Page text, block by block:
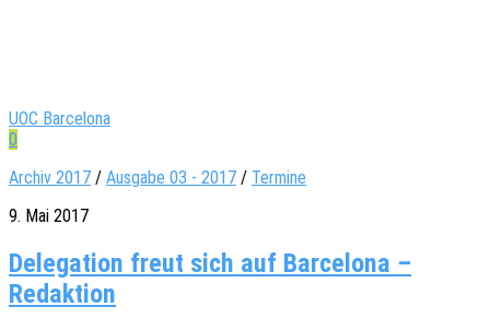
UOC Barcelona
0
Archiv 2017 / Ausgabe 03 - 2017 / Termine
9. Mai 2017
Delegation freut sich auf Barcelona –
Redaktion